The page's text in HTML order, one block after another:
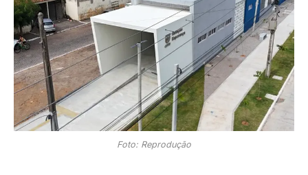
Foto: Reprodução